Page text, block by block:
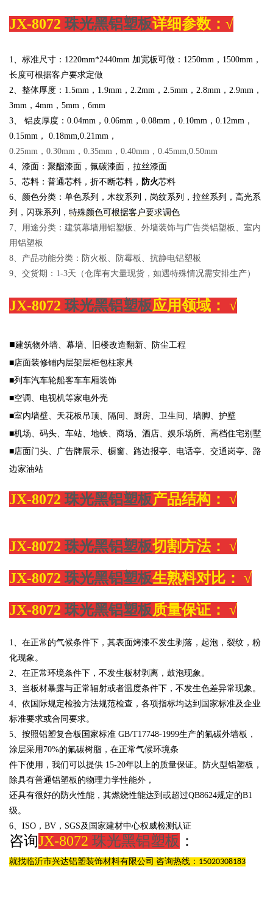
JX-8072 珠光黑铝塑板详细参数：√
1、标准尺寸： 1220mm*2440mm 加宽板可做： 1250mm，1500mm，
长度可根据客户要求定做
2、整体厚度：1.5mm， 1.9mm，2.2mm，2.5mm，2.8mm，2.9mm，
3mm，4mm，5mm，6mm
3、 铝皮厚度： 0.04mm，0.06mm，0.08mm，0.10mm，0.12mm，
0.15mm， 0.18mm,0.21mm，
0.25mm，0.30mm，0.35mm，0.40mm，0.45mm,0.50mm
4、漆面：聚酯漆面，氟碳漆面，拉丝漆面
5、芯料：普通芯料，折不断芯料， 防火芯料
6、颜色分类：单色系列，木纹系列，岗纹系列，拉丝系列，高光系
列，闪珠系列， 特殊颜色可根据客户要求调色
7、用途分类：建筑幕墙用铝塑板、外墙装饰与广告类铝塑板、室内
用铝塑板
8、产品功能分类：防火板、防霉板、抗静电铝塑板
9、交货期：1-3天（仓库有大量现货，如遇特殊情况需安排生产）
JX-8072 珠光黑铝塑板应用领域： √
■建筑物外墙、幕墙、旧楼改造翻新、防尘工程
■店面装修铺内层架层柜包柱家具
■列车汽车轮船客车车厢装饰
■空调、电视机等家电外壳
■室内墙壁、天花板吊顶、隔间、厨房、卫生间、墙脚、护壁
■机场、码头、车站、地铁、商场、酒店、娱乐场所、高档住宅别墅
■店面门头、广告牌展示、橱窗、路边报亭、电话亭、交通岗亭、路
边家油站
JX-8072 珠光黑铝塑板产品结构： √
JX-8072 珠光黑铝塑板切割方法： √
JX-8072 珠光黑铝塑板生熟料对比： √
JX-8072 珠光黑铝塑板质量保证： √
1、在正常的气候条件下，其表面烤漆不发生剥落，起泡，裂纹，粉
化现象。
2、在正常环境条件下，不发生板材剥离，鼓泡现象。
3、当板材暴露与正常辐射或者温度条件下，不发生色差异常现象。
4、依国际规定检验方法规范检查，各项指标均达到国家标准及企业
标准要求或合同要求。
5、按照铝塑复合板国家标准 GB/T17748-1999生产的氟碳外墙板，
涂层采用 70%的氟碳树脂，在正常气候环境条
件下使用，我们可以提供 15-20年以上的质量保证。防火型铝塑板，
除具有普通铝塑板的物理力学性能外，
还具有很好的防火性能，其燃烧性能达到或超过QB8624规定的B1
级。
6、 ISO，BV，SGS及国家建材中心权威检测认证
咨询JX-8072 珠光黑铝塑板 ：
就找临沂市兴达铝塑装饰材料有限公司 咨询热线：15020308183